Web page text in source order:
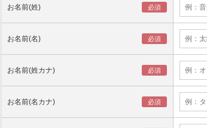
お名前(姓)
お名前(名)
お名前(姓カナ)
お名前(名カナ)